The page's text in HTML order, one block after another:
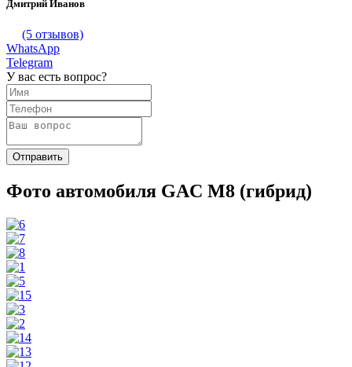
Дмитрий Иванов
(5 отзывов)
WhatsApp
Telegram
У вас есть вопрос?
Фото автомобиля GAC M8 (гибрид)